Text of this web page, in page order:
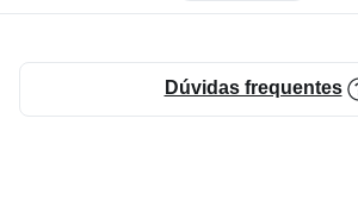
Dúvidas frequentes